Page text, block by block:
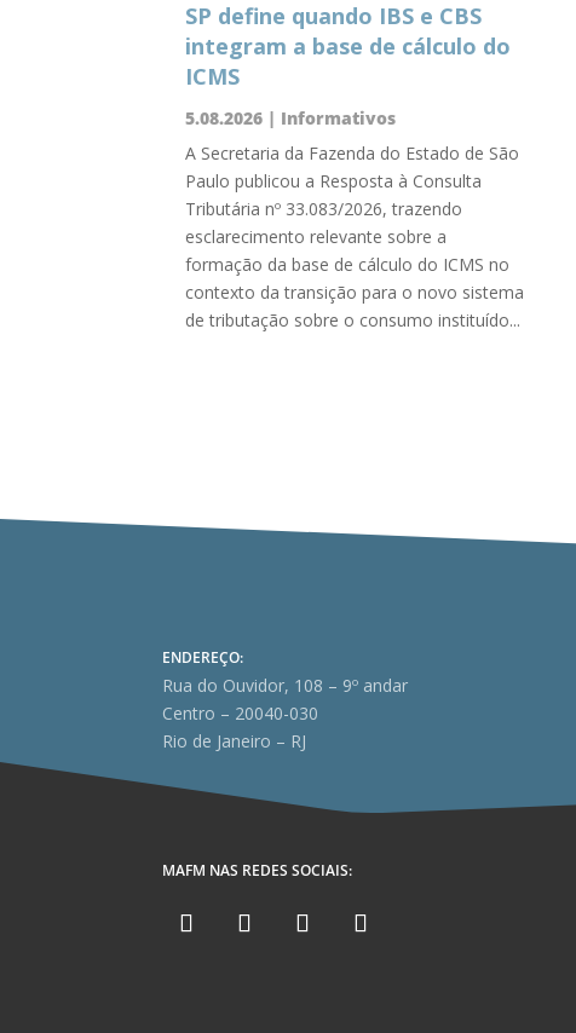
SP define quando IBS e CBS
integram a base de cálculo do
ICMS
5.08.2026 | Informativos
A Secretaria da Fazenda do Estado de São
Paulo publicou a Resposta à Consulta
Tributária nº 33.083/2026, trazendo
esclarecimento relevante sobre a
formação da base de cálculo do ICMS no
contexto da transição para o novo sistema
de tributação sobre o consumo instituído...
ENDEREÇO:
Rua do Ouvidor, 108 – 9º andar
Centro – 20040-030
Rio de Janeiro – RJ
MAFM NAS REDES SOCIAIS: